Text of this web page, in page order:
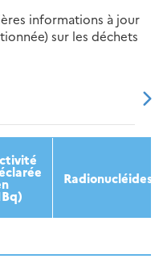
informations à jour
sur les déchets
2016
Radionucléides